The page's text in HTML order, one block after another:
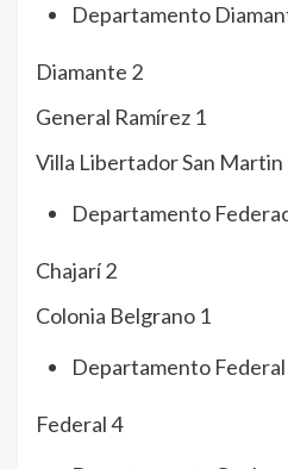
Departamento
Diamante 2
General Ramírez 1
Villa Libertador San Martin
Departamento
Chajarí 2
Colonia Belgrano 1
Departamento
Federal 4